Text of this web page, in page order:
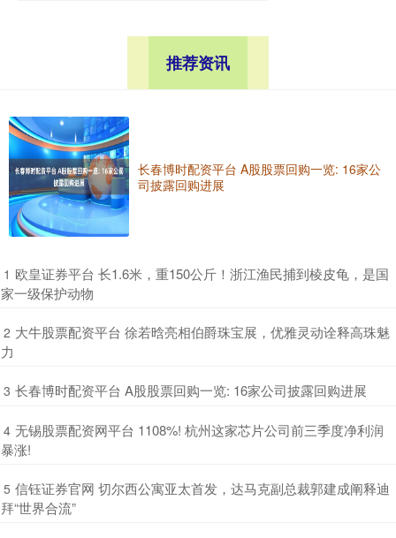
推荐资讯
长春博时配资平台 A股股票回购一览: 16家公
司披露回购进展
1 ​欧皇证券平台 长1.6米，重150公斤！浙江渔民捕到棱皮龟，是国
家一级保护动物
2 ​大牛股票配资平台 徐若晗亮相伯爵珠宝展，优雅灵动诠释高珠魅
力
3 ​长春博时配资平台 A股股票回购一览: 16家公司披露回购进展
4 ​无锡股票配资网平台 1108%! 杭州这家芯片公司前三季度净利润
暴涨!
5 ​信钰证券官网 切尔西公寓亚太首发，达马克副总裁郭建成阐释迪
拜“世界合流”